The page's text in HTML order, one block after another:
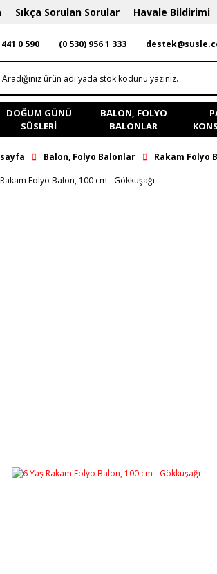
Sıkça Sorulan Sorular Havale Bildirimi
0 590 (0 530) 956 1 333
DOĞUM GÜNÜ
SÜSLERI
BALON, FOLYO
BALONLAR
Balon, Folyo Balonlar Rakam Folyo